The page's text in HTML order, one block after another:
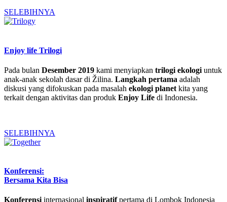
SELEBIHNYA
Enjoy life Trilogi
Pada bulan Desember 2019 kami menyiapkan trilogi ekologi untuk
anak-anak sekolah dasar di Žilina. Langkah pertama adalah
diskusi yang difokuskan pada masalah ekologi planet kita yang
terkait dengan aktivitas dan produk Enjoy Life di Indonesia.
SELEBIHNYA
Konferensi:
Bersama Kita Bisa
Konferensiinternasional inspiratifpertama di Lombok Indonesia